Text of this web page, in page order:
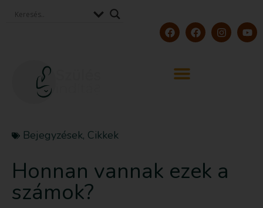
Bejegyzések, Cikkek
Honnan vannak ezek a
számok?